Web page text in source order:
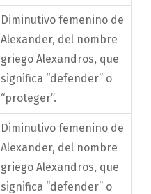
Diminutivo femenino de
Alexander, del nombre
griego Alexandros, que
significa “defender” o
“proteger”.
Diminutivo femenino de
Alexander, del nombre
griego Alexandros, que
significa “defender” o